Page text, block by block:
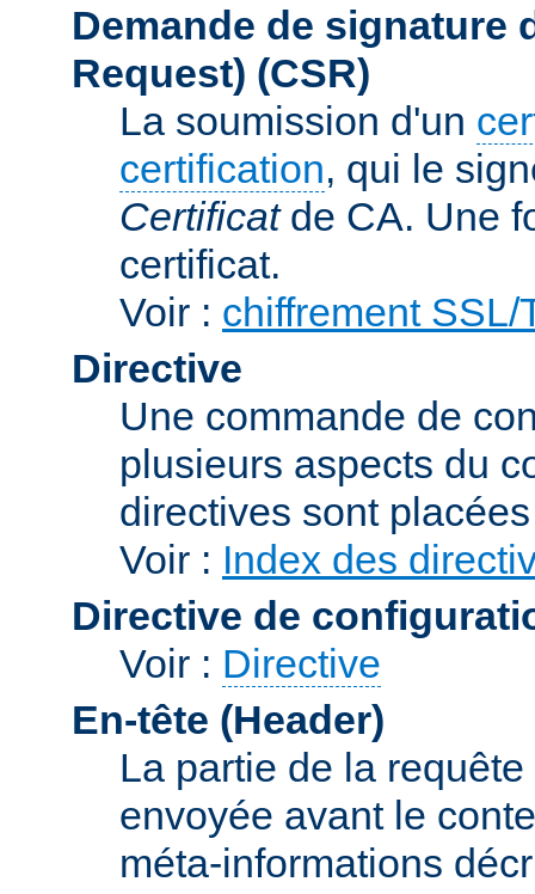
Demande de signature
Request) (CSR)
La soumission d'un
certification, qui le
Certificatde CA. Une
certificat.
Voir : chiffrement SSL/
Directive
Une commande de
plusieurs aspects du
directives sont
Voir : Index des
Directive de
Voir : Directive
En-tête (Header)
La partie de la
envoyée avant le
méta-informations